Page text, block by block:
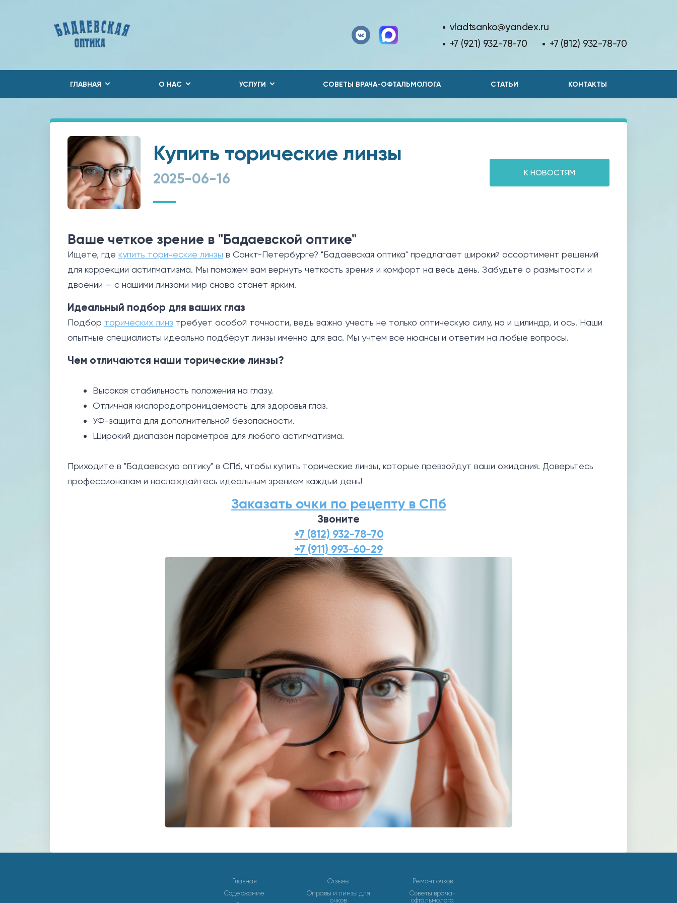
vladtsanko@yandex.ru
+7 (921) 932-78-70
+7 (812) 932-78-70
ГЛАВНАЯ О НАС УСЛУГИ СОВЕТЫ ВРАЧА-ОФТАЛЬМОЛОГА СТАТЬИ КОНТАКТЫ
Купить торические линзы
2025-06-16 К НОВОСТЯМ
Ваше четкое зрение в "Бадаевской оптике"
Ищете, где купить торические линзы в Санкт-Петербурге? "Бадаевская оптика" предлагает широкий ассортимент решений
для коррекции астигматизма. Мы поможем вам вернуть четкость зрения и комфорт на весь день. Забудьте о размытости и
двоении — с нашими линзами мир снова станет ярким.
Идеальный подбор для ваших глаз
Подбор торических линз требует особой точности, ведь важно учесть не только оптическую силу, но и цилиндр, и ось. Наши
опытные специалисты идеально подберут линзы именно для вас. Мы учтем все нюансы и ответим на любые вопросы.
Чем отличаются наши торические линзы?
Высокая стабильность положения на глазу.
Отличная кислородопроницаемость для здоровья глаз.
УФ-защита для дополнительной безопасности.
Широкий диапазон параметров для любого астигматизма.
Приходите в "Бадаевскую оптику" в СПб, чтобы купить торические линзы, которые превзойдут ваши ожидания. Доверьтесь
профессионалам и наслаждайтесь идеальным зрением каждый день!
Заказать очки по рецепту в СПб
Звоните
+7 (812) 932-78-70
+7 (911) 993-60-29
Главная
Содержание
Отзывы
Оправы и линзы для
очков
Ремонт очков
Советы врача-
офтальмолога